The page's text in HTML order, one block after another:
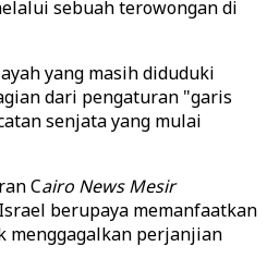
sebuah terowongan di
yang masih diduduki
dari pengaturan "garis
senjata yang mulai
Cairo News Mesir
berupaya memanfaatkan
menggagalkan perjanjian